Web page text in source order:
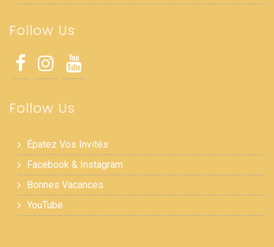
Follow Us
Follow Us
Épatez Vos Invités
Facebook & Instagram
Bonnes Vacances
YouTube